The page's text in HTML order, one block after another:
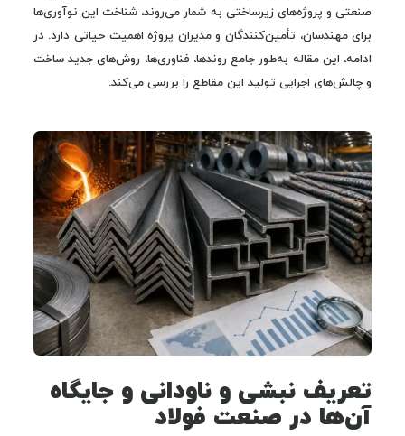
صنعتی و پروژه‌های زیرساختی به شمار می‌روند، شناخت این نوآوری‌ها
برای مهندسان، تأمین‌کنندگان و مدیران پروژه اهمیت حیاتی دارد. در
ادامه، این مقاله به‌طور جامع روندها، فناوری‌ها، روش‌های جدید ساخت
و چالش‌های اجرایی تولید این مقاطع را بررسی می‌کند.
تعریف نبشی و ناودانی و جایگاه
آن‌ها در صنعت فولاد